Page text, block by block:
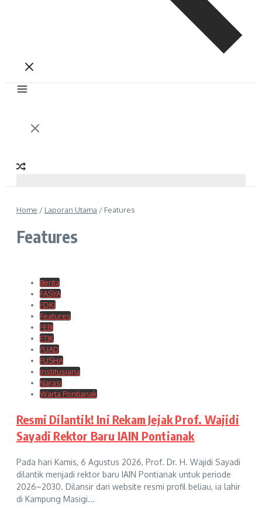
Home / Laporan Utama / Features
Features
Berita
FASYA
FDKI
Features
FEBI
FTIK
FUAD
FUSHA
Institusiana
Narasi
Warta Pontianak
Resmi Dilantik! Ini Rekam Jejak Prof. Wajidi
Sayadi Rektor Baru IAIN Pontianak
Pada hari Kamis, 6 Agustus 2026, Prof. Dr. H. Wajidi Sayadi
dilantik menjadi rektor baru IAIN Pontianak untuk periode
2026–2030. Dilansir dari website resmi profil beliau, ia lahir
di Kampung Masigi...